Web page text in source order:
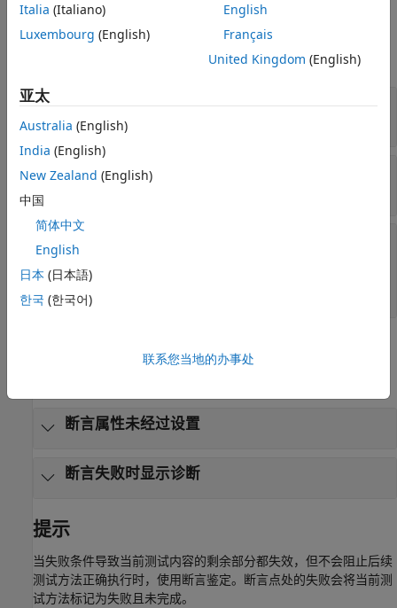
输入参数
testcase—测试用例的实例
matlab.mock.TestCase
behavior—mock 的行为
字符串数组
matlab.automation.diagnostics.Diagnostic
对象
断言属性未经过设置
断言失败时显示诊断
提示
当失败条件导致当前测试内容的剩余部分都失效，但不会阻止后续
测试方法正确执行时，使用断言鉴定。断言点处的失败会将当前测
试方法标记为失败且未完成。
Italia (Italiano)
Luxembourg (English)
English
Français
United Kingdom (English)
亚太
Australia (English)
India (English)
New Zealand (English)
中国
简体中文
English
日本 (日本語)
한국 (한국어)
联系您当地的办事处